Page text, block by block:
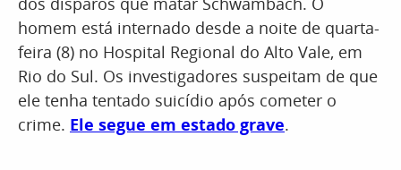
homem está internado desde a noite de quarta-
feira (8) no Hospital Regional do Alto Vale, em
Rio do Sul. Os investigadores suspeitam de que
ele tenha tentado suicídio após cometer o
crime. Ele segue em estado grave.